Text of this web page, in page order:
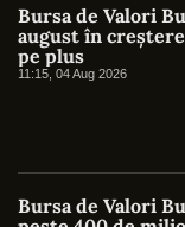
Bursa de Valori
august în
pe plus
11:15, 04 Aug 2026
Bursa de Valori